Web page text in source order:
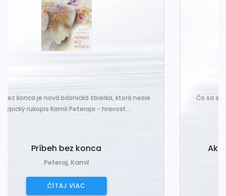
Čo sa stane, keď malý mravček príde o to, čo ho robí
šťastným? Vydá sa...
Ako mravček Miško šťastie hľadal
Martincová, Denisa